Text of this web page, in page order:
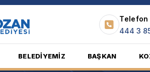
Telefon
444 3
BELEDİYEMİZ BAŞKAN